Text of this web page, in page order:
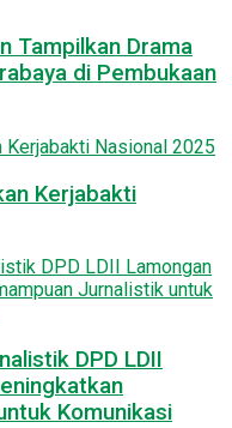
Tampilkan Drama
di Pembukaan
Kerjabakti
DPD LDII
Komunikasi